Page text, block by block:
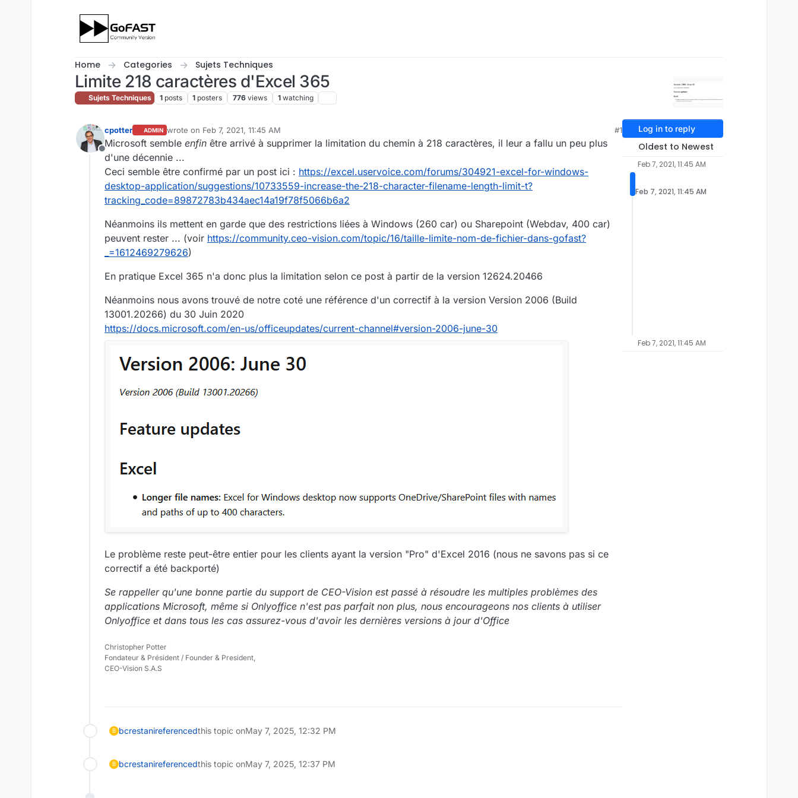
Home Categories Sujets Techniques
Limite 218 caractères d'Excel 365
Sujets Techniques 1 posts 1 posters 776 views 1 watching
Offline
cpotter ADMIN wrote on Feb 7, 2021, 11:45 AM
last edited by cpotter Feb 7, 2021, 1:33 PM
#1
Microsoft semble enfin être arrivé à supprimer la limitation du chemin à 218 caractères, il leur a fallu un peu plus
d'une décennie ...
Ceci semble être confirmé par un post ici : https://excel.uservoice.com/forums/304921-excel-for-windows-
desktop-application/suggestions/10733559-increase-the-218-character-filename-length-limit-t?
tracking_code=89872783b434aec14a19f78f5066b6a2
Néanmoins ils mettent en garde que des restrictions liées à Windows (260 car) ou Sharepoint (Webdav, 400 car)
peuvent rester ... (voir https://community.ceo-vision.com/topic/16/taille-limite-nom-de-fichier-dans-gofast?
_=1612469279626)
En pratique Excel 365 n'a donc plus la limitation selon ce post à partir de la version 12624.20466
Néanmoins nous avons trouvé de notre coté une référence d'un correctif à la version Version 2006 (Build
13001.20266) du 30 Juin 2020
https://docs.microsoft.com/en-us/officeupdates/current-channel#version-2006-june-30
Le problème reste peut-être entier pour les clients ayant la version "Pro" d'Excel 2016 (nous ne savons pas si ce
correctif a été backporté)
Se rappeller qu'une bonne partie du support de CEO-Vision est passé à résoudre les multiples problèmes des
applications Microsoft, même si Onlyoffice n'est pas parfait non plus, nous encourageons nos clients à utiliser
Onlyoffice et dans tous les cas assurez-vous d'avoir les dernières versions à jour d'Office
Christopher Potter
Fondateur & Président / Founder & President,
CEO-Vision S.A.S
B bcrestanireferencedthis topic onMay 7, 2025, 12:32 PM
B bcrestanireferencedthis topic onMay 7, 2025, 12:37 PM
Log in to reply
Oldest to Newest
Feb 7, 2021, 11:45 AM
Feb 7, 2021, 11:45 AM
Feb 7, 2021, 11:45 AM